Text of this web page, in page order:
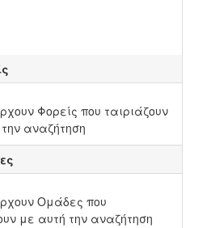
Φορείς που ταιριάζουν
αναζήτηση
Ομάδες που
με αυτή την αναζήτηση